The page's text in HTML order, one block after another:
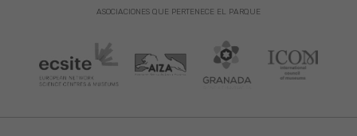
ASOCIACIONES QUE PERTENECE EL PARQUE